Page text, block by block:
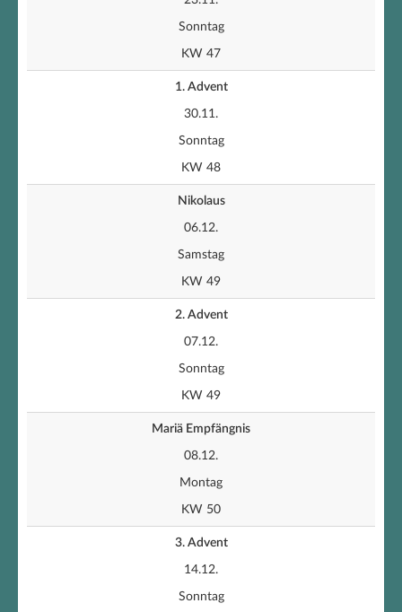
Sonntag
KW 47
1. Advent
30.11.
Sonntag
KW 48
Nikolaus
06.12.
Samstag
KW 49
2. Advent
07.12.
Sonntag
KW 49
Mariä Empfängnis
08.12.
Montag
KW 50
3. Advent
14.12.
Sonntag